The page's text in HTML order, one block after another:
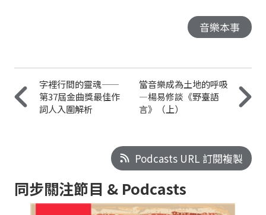
音樂本事
字裡行間的靈魂——
第37屆金曲獎最佳作
詞人入圍解析
當音樂成為土地的呼吸
—楊易修談《野臺語
言》（上）
Podcasts URL 訂閱複製
同步關注節目 & Podcasts